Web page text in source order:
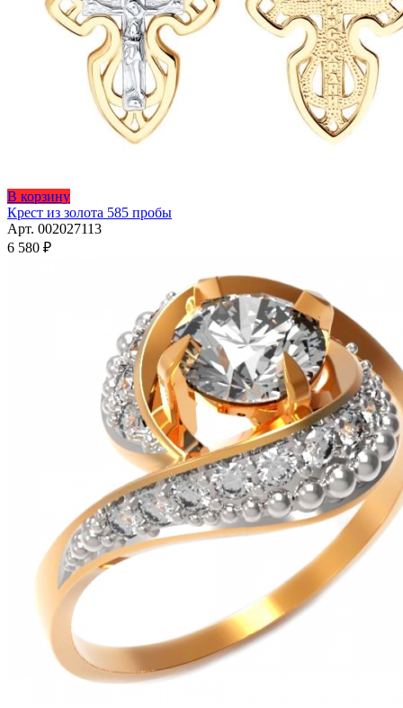
В корзину
Крест из золота 585 пробы
Арт. 002027113
6 580 ₽